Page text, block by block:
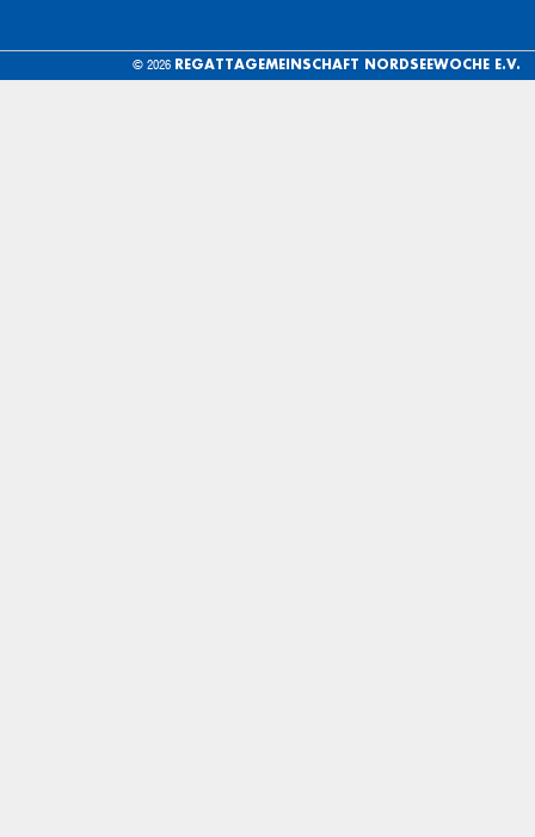
© 2026 REGATTAGEMEINSCHAFT NORDSEEWOCHE E.V.